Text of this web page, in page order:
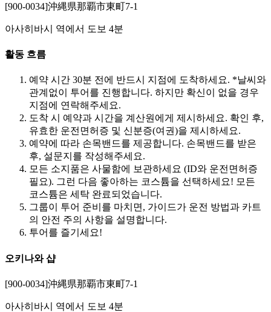
[900-0034]沖縄県那覇市東町7-1
아사히바시 역에서 도보 4분
활동 흐름
예약 시간 30분 전에 반드시 지점에 도착하세요. *날씨와
관계없이 투어를 진행합니다. 하지만 확신이 없을 경우
지점에 연락해주세요.
도착 시 예약과 시간을 계산원에게 제시하세요. 확인 후,
유효한 운전면허증 및 신분증(여권)을 제시하세요.
예약에 따라 손목밴드를 제공합니다. 손목밴드를 받은
후, 설문지를 작성해주세요.
모든 소지품은 사물함에 보관하세요 (ID와 운전면허증
필요). 그런 다음 좋아하는 코스튬을 선택하세요! 모든
코스튬은 세탁 완료되었습니다.
그룹이 투어 준비를 마치면, 가이드가 운전 방법과 카트
의 안전 주의 사항을 설명합니다.
투어를 즐기세요!
오키나와 샵
[900-0034]沖縄県那覇市東町7-1
아사히바시 역에서 도보 4분